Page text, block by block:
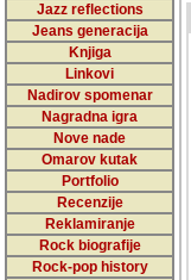
Jazz reflections
Jeans generacija
Knjiga
Linkovi
Nadirov spomenar
Nagradna igra
Nove nade
Omarov kutak
Portfolio
Recenzije
Reklamiranje
Rock biografije
Rock-pop history